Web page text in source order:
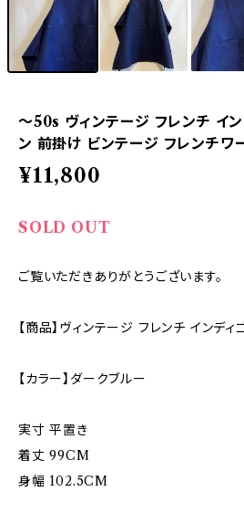
〜50s ヴィンテージ フレンチ イ
ン 前掛け ビンテージ フレンチワ
¥11,800
SOLD OUT
ご覧いただきありがとうございます。
【商品】ヴィンテージ フレンチ インディ
【カラー】ダークブルー
実寸 平置き
着丈 99CM
身幅 102.5CM